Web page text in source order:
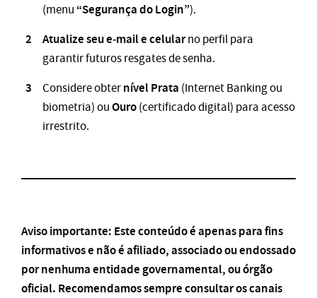
(menu “Segurança do Login”).
Atualize seu e‑mail e celularno perfil para
garantir futuros resgates de senha.
Considere obternível Prata (Internet Banking ou
biometria) ouOuro(certificado digital) para acesso
irrestrito.
Aviso importante: Este conteúdo é apenas para fins
informativos e não é afiliado, associado ou endossado
por nenhuma entidade governamental, ou órgão
oficial. Recomendamos sempre consultar os canais